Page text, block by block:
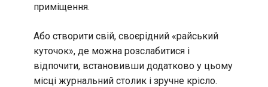
приміщення.
Або створити свій, своєрідний «райський
куточок», де можна розслабитися і
відпочити, встановивши додатково у цьому
місці журнальний столик і зручне крісло.